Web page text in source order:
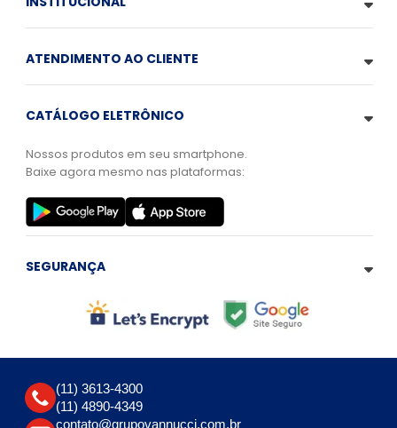
ATENDIMENTO AO CLIENTE
CATÁLOGO ELETRÔNICO
Nossos produtos em seu smartphone.
Baixe agora mesmo nas plataformas:
SEGURANÇA
(11) 3613-4300
(11) 4890-4349
contato@grupovannucci.com.br